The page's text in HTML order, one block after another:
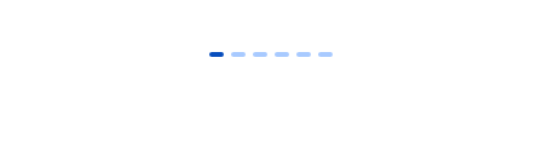
0 1 2 3 4 5